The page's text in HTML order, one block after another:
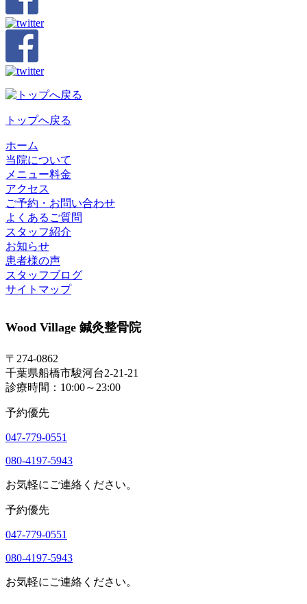
トップへ戻る
ホーム
当院について
メニュー料金
アクセス
ご予約・お問い合わせ
よくあるご質問
スタッフ紹介
お知らせ
患者様の声
スタッフブログ
サイトマップ
Wood Village 鍼灸整骨院
〒274-0862
千葉県船橋市駿河台2-21-21
診療時間：10:00～23:00
予約優先
047-779-0551
080-4197-5943
お気軽にご連絡ください。
予約優先
047-779-0551
080-4197-5943
お気軽にご連絡ください。